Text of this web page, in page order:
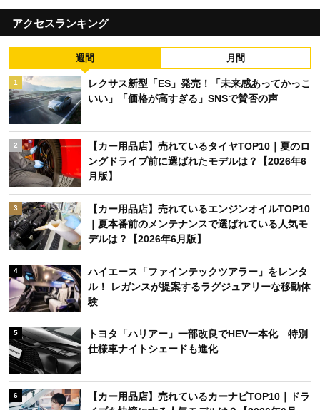
アクセスランキング
週間 月間
1
レクサス新型「ES」発売！「未来感あってかっこ
いい」「価格が高すぎる」SNSで賛否の声
2
【カー用品店】売れているタイヤTOP10｜夏のロ
ングドライブ前に選ばれたモデルは？【2026年6
月版】
3
【カー用品店】売れているエンジンオイルTOP10
｜夏本番前のメンテナンスで選ばれている人気モ
デルは？【2026年6月版】
4
ハイエース「ファインテックツアラー」をレンタ
ル！ レガンスが提案するラグジュアリーな移動体
験
5
トヨタ「ハリアー」一部改良でHEV一本化 特別
仕様車ナイトシェードも進化
6
【カー用品店】売れているカーナビTOP10｜ドラ